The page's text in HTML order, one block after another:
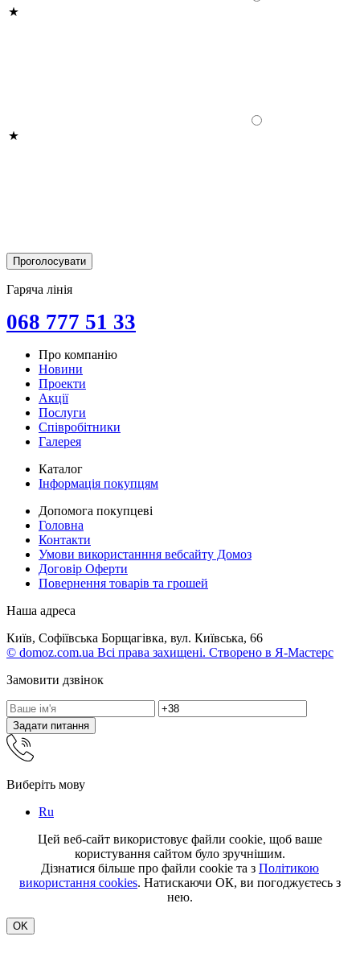
Гаряча лінія
068 777 51 33
Про компанію
Новини
Проекти
Акції
Послуги
Співробітники
Галерея
Каталог
Інформація покупцям
Допомога покупцеві
Головна
Контакти
Умови використанння вебсайту Домоз
Договір Оферти
Повернення товарів та грошей
Наша адреса
Київ, Софіївська Борщагівка, вул. Київська, 66
© domoz.com.ua Всі права захищені. Створено в Я-Мастерс
Замовити дзвінок
Задати питання
Виберіть мову
Ru
Цей веб-сайт використовує файли cookie, щоб ваше
користування сайтом було зручнішим.
Дізнатися більше про файли cookie та з Політикою
використання cookies. Натискаючи ОК, ви погоджуєтесь з
нею.
OK